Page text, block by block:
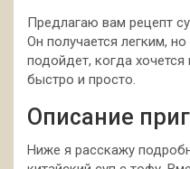
Предлагаю вам рецепт
Он получается легким,
подойдет, когда хочется
быстро и просто.
Описание
Ниже я расскажу